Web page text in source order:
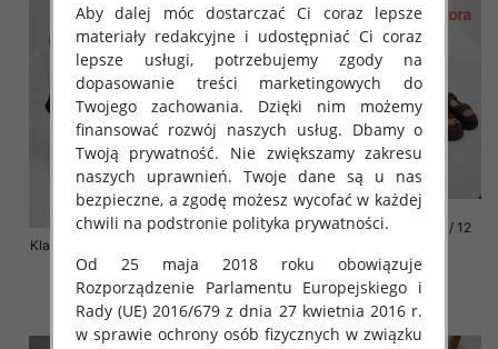
Klapki damskie Roz 36-41 / 12 par
72.00 zł
szczegóły
Klapki damskie Roz 36-42 / 12
76.00 zł
szczegóły
Aby dalej móc dostarczać Ci coraz lepsze
materiały redakcyjne i udostępniać Ci coraz
lepsze usługi, potrzebujemy zgody na
dopasowanie treści marketingowych do
Twojego zachowania. Dzięki nim możemy
finansować rozwój naszych usług. Dbamy o
Twoją prywatność. Nie zwiększamy zakresu
naszych uprawnień. Twoje dane są u nas
bezpieczne, a zgodę możesz wycofać w każdej
chwili na podstronie polityka prywatności.
Od 25 maja 2018 roku obowiązuje
Rozporządzenie Parlamentu Europejskiego i
Rady (UE) 2016/679 z dnia 27 kwietnia 2016 r.
w sprawie ochrony osób fizycznych w związku